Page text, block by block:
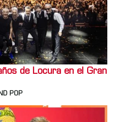
de Locura en el Gran
POP